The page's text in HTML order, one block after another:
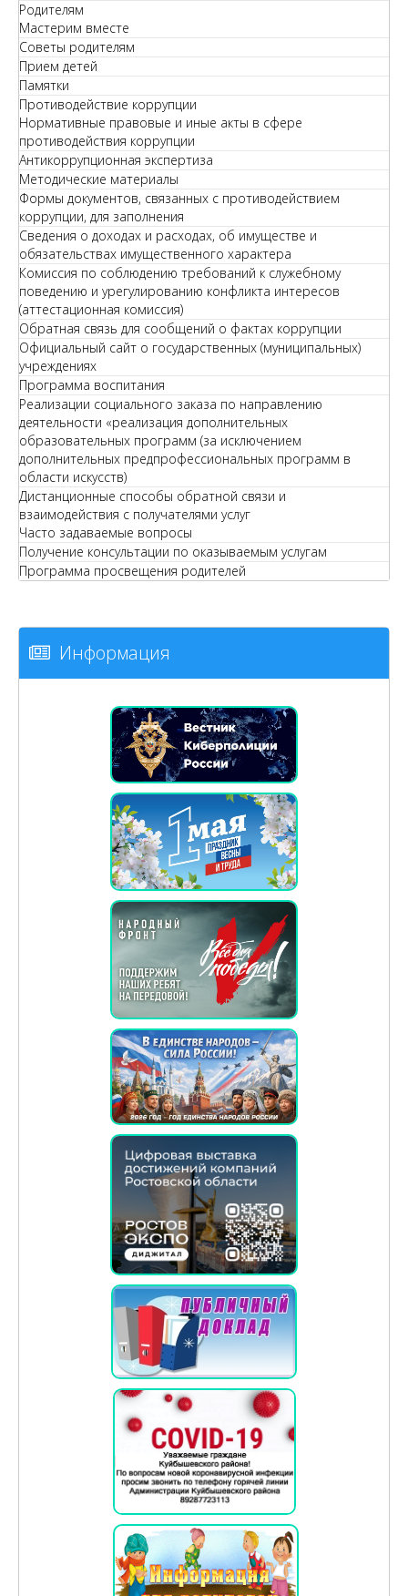
Родителям
Мастерим вместе
Советы родителям
Прием детей
Памятки
Противодействие коррупции
Нормативные правовые и иные акты в сфере
противодействия коррупции
Антикоррупционная экспертиза
Методические материалы
Формы документов, связанных с противодействием
коррупции, для заполнения
Сведения о доходах и расходах, об имуществе и
обязательствах имущественного характера
Комиссия по соблюдению требований к служебному
поведению и урегулированию конфликта интересов
(аттестационная комиссия)
Обратная связь для сообщений о фактах коррупции
Официальный сайт о государственных (муниципальных)
учреждениях
Программа воспитания
Реализации социального заказа по направлению
деятельности «реализация дополнительных
образовательных программ (за исключением
дополнительных предпрофессиональных программ в
области искусств)
Дистанционные способы обратной связи и
взаимодействия с получателями услуг
Часто задаваемые вопросы
Получение консультации по оказываемым услугам
Программа просвещения родителей
Информация